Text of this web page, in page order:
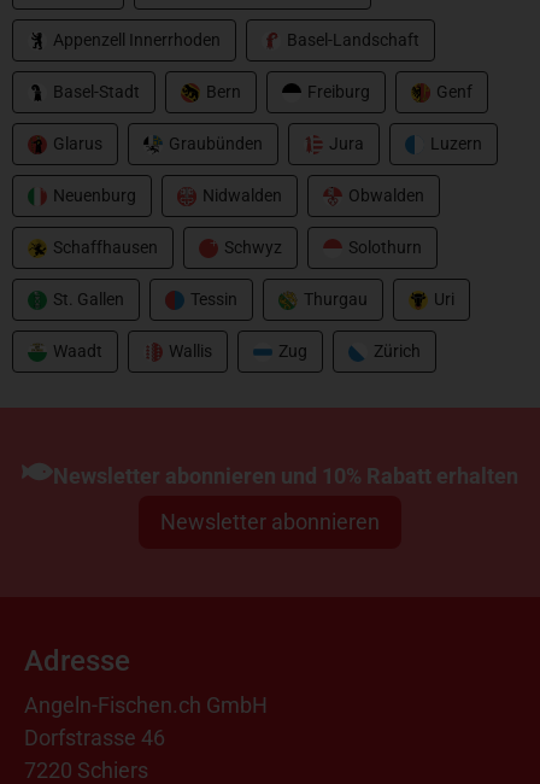
Appenzell Innerrhoden Basel-Landschaft
Basel-Stadt Bern Freiburg Genf
Glarus Graubünden Jura Luzern
Neuenburg Nidwalden Obwalden
Schaffhausen Schwyz Solothurn
St. Gallen Tessin Thurgau Uri
Waadt Wallis Zug Zürich
Newsletter abonnieren und 10% Rabatt erhalten
Newsletter abonnieren
Adresse
Angeln-Fischen.ch GmbH
Dorfstrasse 46
7220 Schiers